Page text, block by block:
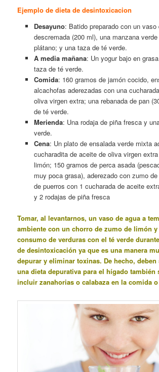
Ejemplo de dieta de desintoxicacion
Desayuno: Batido preparado con un vaso
descremada (200 ml), una manzana
plátano; y una taza de té verde.
A media mañana: Un yogur bajo en
taza de té verde.
Comida: 160 gramos de jamón cocido,
alcachofas aderezadas con una
oliva virgen extra; una rebanada de pan
de té verde.
Merienda: Una rodaja de piña fresca y
verde.
Cena: Un plato de ensalada verde mixta
cucharadita de aceite de oliva virgen
limón; 150 gramos de perca asada
muy poca grasa), aderezado con zumo
de puerros con 1 cucharada de aceite
y 2 rodajas de piña fresca
Tomar, al levantarnos, un vaso de agua a
ambiente con un chorro de zumo de limón
consumo de verduras con el té verde
de desintoxicación ya que es una manera
depurar y eliminar toxinas. De hecho, deben
una dieta depurativa para elhígado también
incluir zanahorias o calabaza en la comida